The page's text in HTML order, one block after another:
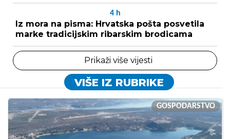
4 h
Iz mora na pisma: Hrvatska pošta posvetila
marke tradicijskim ribarskim brodicama
Prikaži više vijesti
VIŠE IZ RUBRIKE
GOSPODARSTVO